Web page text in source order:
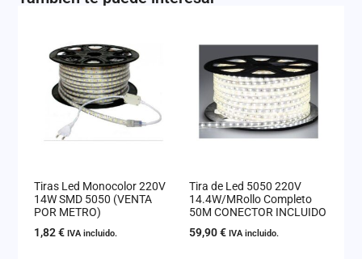
Tiras Led Monocolor 220V
14W SMD 5050 (VENTA
POR METRO)
1,82€ IVA incluido.
Tira de Led 5050 220V
14.4W/MRollo Completo
50M CONECTOR INCLUIDO
59,90€ IVA incluido.